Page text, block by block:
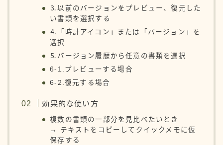
⒊以前のバージョンをプレビュー、復元した
い書類を選択する
⒋「時計アイコン」または「バージョン」を
選択
⒌バージョン履歴から任意の書類を選択
6-1.プレビューする場合
6-2.復元する場合
効果的な使い方
複数の書類の一部分を見比べたいとき
→ テキストをコピーしてクイックメモに仮
保存する